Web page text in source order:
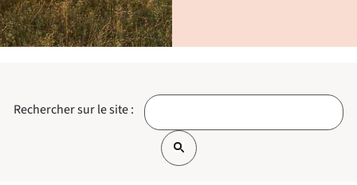
Rechercher sur le site :